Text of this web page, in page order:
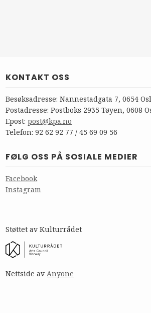
KONTAKT OSS
Besøksadresse: Nannestadgata 7, 0654
Postadresse: Postboks 2935 Tøyen, 0608
Epost:post@kpa.no
Telefon: 92 62 92 77 / 45 69 09 56
FØLG OSS PÅ SOSIALE MEDIER
Facebook
Instagram
Støttet av Kulturrådet
Nettside avAnyone